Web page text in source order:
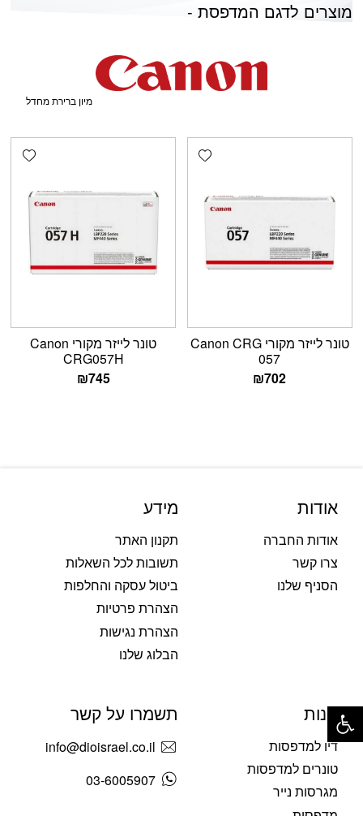
מוצרים לדגם המדפסת -
Add wishlist
טונר לייזר מקורי Canon CRG
057
₪702
טונר לייזר מקורי Canon
CRG057H
₪745
אודות
אודות החברה
צרו קשר
הסניף שלנו
מידע
תקנון האתר
תשובות לכל השאלות
ביטול עסקה והחלפות
הצהרת פרטיות
הצהרת נגישות
הבלוג שלנו
חנות
דיו למדפסות
טונרים למדפסות
מגרסות נייר
תשמרו על קשר
info@dioisrael.co.il
03-6005907
פתח סרגל נגישות